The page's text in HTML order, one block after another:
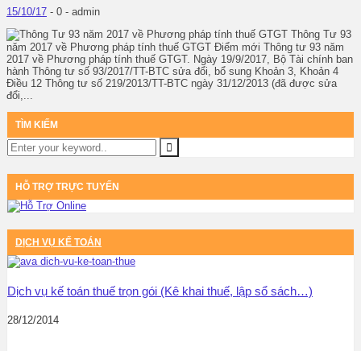
15/10/17 - 0 - admin
Thông Tư 93
năm 2017 về Phương pháp tính thuế GTGT Điểm mới Thông tư 93 năm
2017 về Phương pháp tính thuế GTGT. Ngày 19/9/2017, Bộ Tài chính ban
hành Thông tư số 93/2017/TT-BTC sửa đổi, bổ sung Khoản 3, Khoản 4
Điều 12 Thông tư số 219/2013/TT-BTC ngày 31/12/2013 (đã được sửa
đổi,...
TÌM KIẾM
HỖ TRỢ TRỰC TUYẾN
DỊCH VỤ KẾ TOÁN
Dịch vụ kế toán thuế trọn gói (Kê khai thuế, lập sổ sách…)
28/12/2014